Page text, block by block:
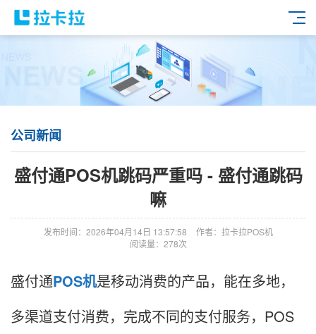
公司新闻
盛付通POS机跳码严重吗 - 盛付通跳码
嘛
发布时间：2026年04月14日 13:57:58
作者：拉卡拉POS机
阅读量：278次
盛付通POS机是移动消费的产品，能在多地，
多渠道支付消费，完成不同的支付服务，POS